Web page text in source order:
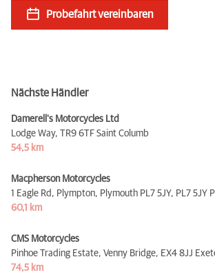
Probefahrt vereinbaren
Nächste Händler
Damerell's Motorcycles Ltd
Lodge Way, TR9 6TF Saint Columb
54,5 km
Macpherson Motorcycles
1 Eagle Rd, Plympton, Plymouth PL7 5JY, PL7 5JY
60,1 km
CMS Motorcycles
Pinhoe Trading Estate, Venny Bridge, EX4 8JJ
74,5 km